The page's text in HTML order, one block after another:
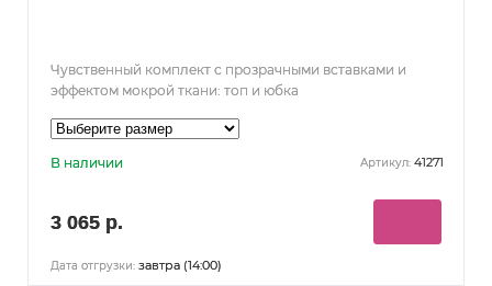
Чувственный комплект с прозрачными вставками и
эффектом мокрой ткани: топ и юбка
В наличии Артикул: 41271
3 065 р.
Дата отгрузки: завтра (14:00)